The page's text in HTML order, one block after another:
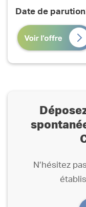
Date de parution
N’hésitez